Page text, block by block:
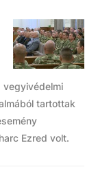
vegyivédelmi
tartottak
Ezred volt.